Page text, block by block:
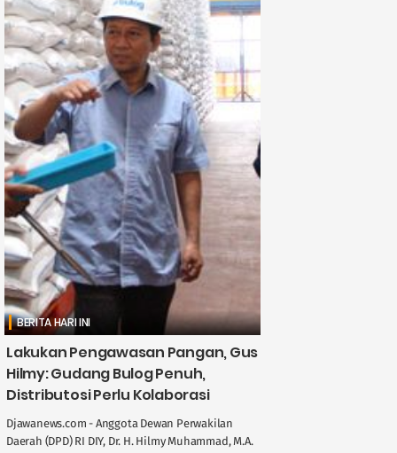
BERITA HARI INI
Lakukan Pengawasan Pangan, Gus
Hilmy: Gudang Bulog Penuh,
Distributosi Perlu Kolaborasi
Djawanews.com - Anggota Dewan Perwakilan
Daerah (DPD) RI DIY, Dr. H. Hilmy Muhammad, M.A.